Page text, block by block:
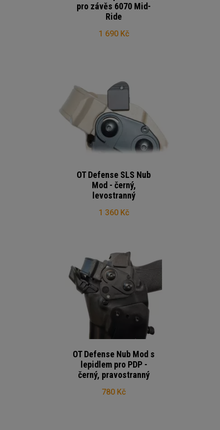
pro závěs 6070 Mid-
Ride
1 690 Kč
OT Defense SLS Nub
Mod - černý,
levostranný
1 360 Kč
OT Defense Nub Mod s
lepidlem pro PDP -
černý, pravostranný
780 Kč